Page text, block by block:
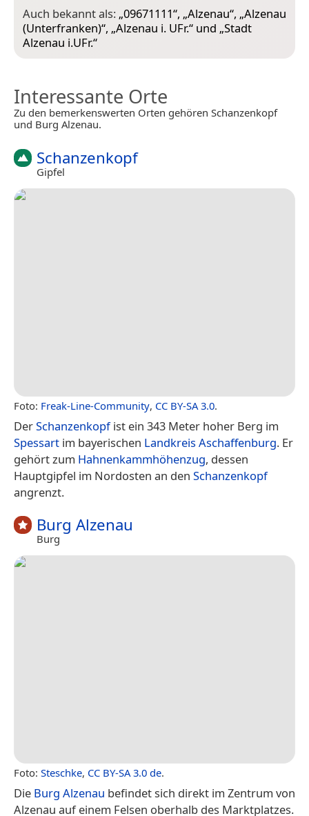
Auch bekannt als: „09671111“, „Alzenau“, „Alzenau
(Unterfranken)“, „Alzenau i. UFr.“ und „Stadt
Alzenau i.UFr.“
Interessante Orte
Zu den bemerkenswerten Orten gehören Schanzenkopf
und Burg Alzenau.
Schanzenkopf
Gipfel
Foto: Freak-Line-Community, CC BY-SA 3.0.
DerSchanzenkopfist ein 343 Meter hoher Berg im
Spessart im bayerischen Landkreis Aschaffenburg. Er
gehört zum Hahnenkammhöhenzug, dessen
Hauptgipfel im Nordosten an den Schanzenkopf
angrenzt.
Burg Alzenau
Burg
Foto: Steschke, CC BY-SA 3.0 de.
Die Burg Alzenau befindet sich direkt im Zentrum von
Alzenau auf einem Felsen oberhalb des Marktplatzes.